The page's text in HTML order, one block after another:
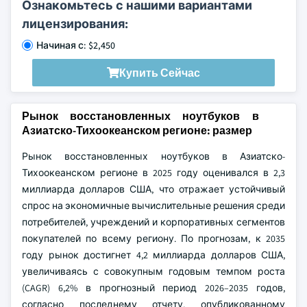
Ознакомьтесь с нашими вариантами
лицензирования:
Начиная с: $2,450
Купить Сейчас
Рынок восстановленных ноутбуков в
Азиатско-Тихоокеанском регионе: размер
Рынок восстановленных ноутбуков в Азиатско-
Тихоокеанском регионе в 2025 году оценивался в 2,3
миллиарда долларов США, что отражает устойчивый
спрос на экономичные вычислительные решения среди
потребителей, учреждений и корпоративных сегментов
покупателей по всему региону. По прогнозам, к 2035
году рынок достигнет 4,2 миллиарда долларов США,
увеличиваясь с совокупным годовым темпом роста
(CAGR) 6,2% в прогнозный период 2026–2035 годов,
согласно последнему отчету, опубликованному